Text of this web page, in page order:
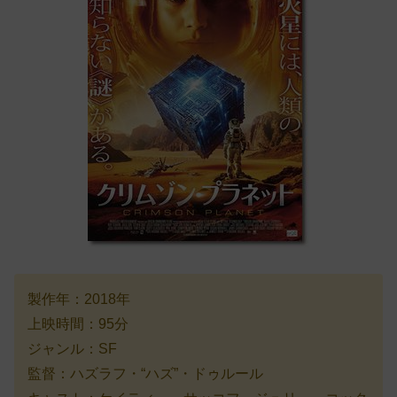
製作年：2018年
上映時間：95分
ジャンル：SF
監督：ハズラフ・“ハズ”・ドゥルール